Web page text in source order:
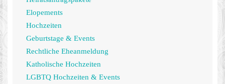
Elopements
Hochzeiten
Geburtstage & Events
Rechtliche Eheanmeldung
Katholische Hochzeiten
LGBTQ Hochzeiten & Events